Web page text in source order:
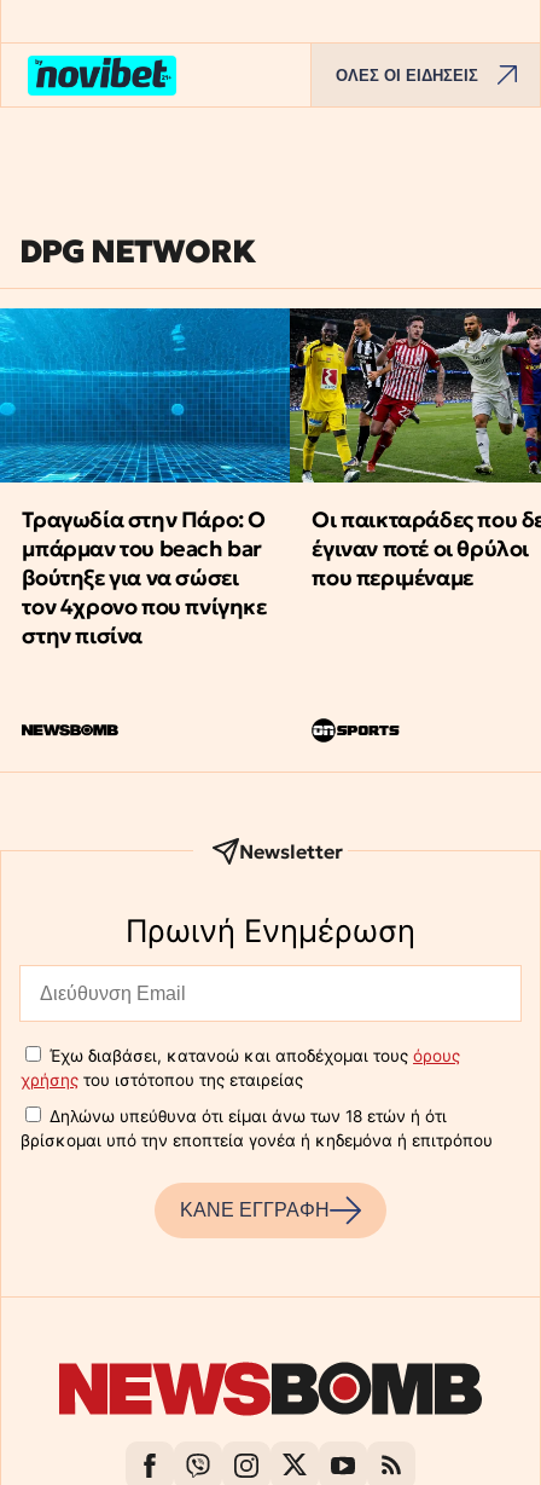
ΟΛΕΣ ΟΙ ΕΙΔΗΣΕΙΣ
DPG NETWORK
Τραγωδία στην Πάρο: Ο
μπάρμαν του beach bar
βούτηξε για να σώσει
τον 4χρονο που πνίγηκε
στην πισίνα
Οι παικταράδες που
έγιναν ποτέ οι θρύλοι
που περιμέναμε
Newsletter
Πρωινή Eνημέρωση
Έχω διαβάσει, κατανοώ και αποδέχομαι τους όρους
χρήσης του ιστότοπου της εταιρείας
Δηλώνω υπεύθυνα ότι είμαι άνω των 18 ετών ή ότι
βρίσκομαι υπό την εποπτεία γονέα ή κηδεμόνα ή επιτρόπου
ΚΑΝΕ ΕΓΓΡΑΦΗ